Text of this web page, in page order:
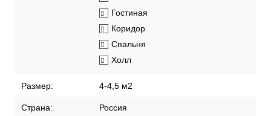
Гостиная
Коридор
Спальня
Холл
Размер: 4-4,5 м2
Страна: Россия